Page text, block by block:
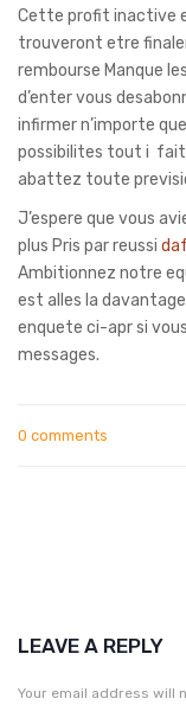
Cette profit inactive
trouveront etre
rembourse Manque
d’enter vous
infirmer n’importe
possibilites tout i fait
abattez toute
J’espere que vous
plus Pris par reussi daf
Ambitionnez notre
est alles la
enquete ci-apr si
messages.
0 comments
LEAVE A REPLY
Your email address will